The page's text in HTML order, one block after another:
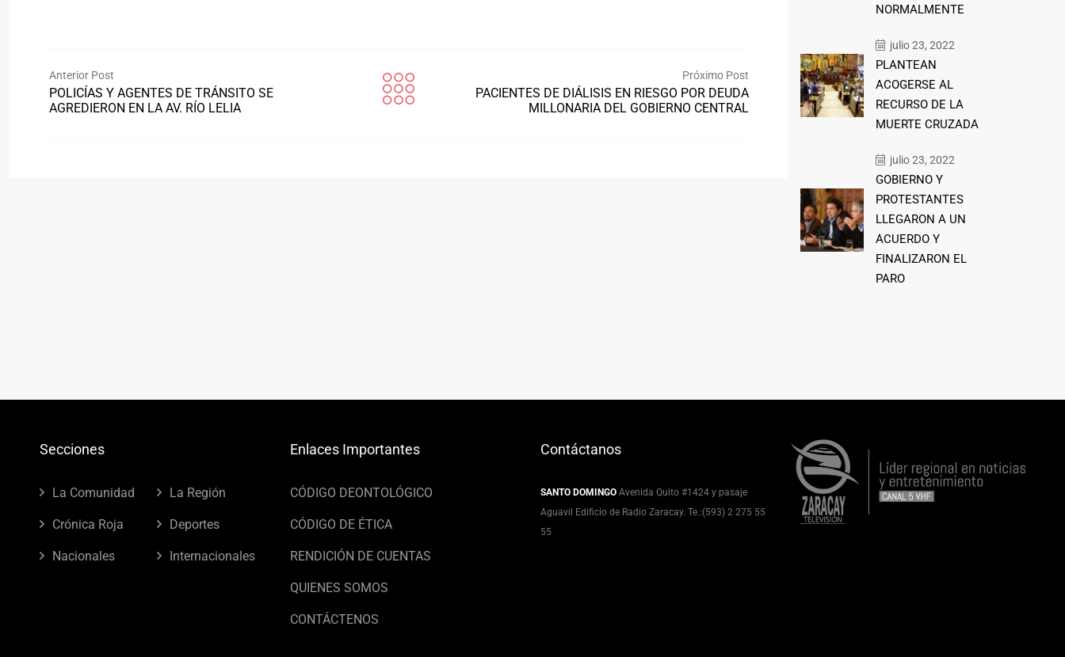
Anterior Post
POLICÍAS Y AGENTES DE TRÁNSITO SE
AGREDIERON EN LA AV. RÍO LELIA
Próximo Post
PACIENTES DE DIÁLISIS EN RIESGO POR DEUDA
MILLONARIA DEL GOBIERNO CENTRAL
NORMALMENTE
julio 23, 2022
PLANTEAN
ACOGERSE AL
RECURSO DE LA
MUERTE CRUZADA
julio 23, 2022
GOBIERNO Y
PROTESTANTES
LLEGARON A UN
ACUERDO Y
FINALIZARON EL
PARO
Secciones
La Comunidad La Región
Crónica Roja Deportes
Nacionales Internacionales
Enlaces Importantes
CÓDIGO DEONTOLÓGICO
CÓDIGO DE ÉTICA
RENDICIÓN DE CUENTAS
QUIENES SOMOS
CONTÁCTENOS
Contáctanos
SANTO DOMINGO Avenida Quito #1424 y pasaje
Aguavil Edificio de Radio Zaracay. Te.:(593) 2 275 55
55